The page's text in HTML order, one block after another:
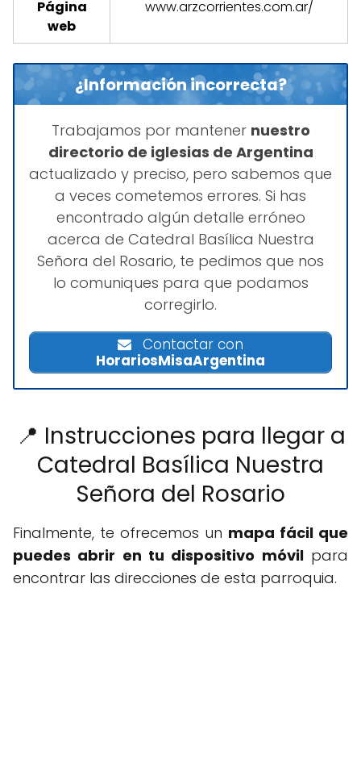
Página
web
www.arzcorrientes.com.ar/
¿Información incorrecta?
Trabajamos por mantener nuestro
directorio de iglesias de Argentina
actualizado y preciso, pero sabemos que
a veces cometemos errores. Si has
encontrado algún detalle erróneo
acerca de Catedral Basílica Nuestra
Señora del Rosario, te pedimos que nos
lo comuniques para que podamos
corregirlo.
Contactar con
HorariosMisaArgentina
📍 Instrucciones para llegar a
Catedral Basílica Nuestra
Señora del Rosario
Finalmente, te ofrecemos un mapa fácil que
puedes abrir en tu dispositivo móvilpara
encontrar las direcciones de esta parroquia.